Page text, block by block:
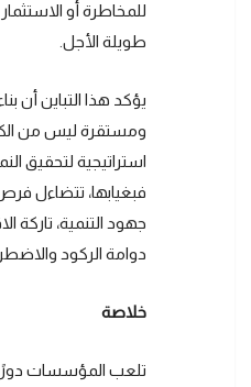
للمخاطرة أو
طويلة الأجل.
يؤكد هذا التباين أن
ومستقرة ليس من
استراتيجية لتحقيق
فبغيابها، تتضاءل فرص
جهود التنمية، تاركة
دوامة الركود
خلاصة
تلعب المؤسسات دورًا